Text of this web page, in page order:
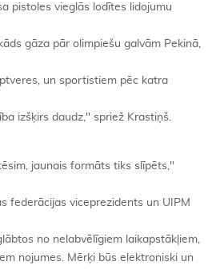
pistoles vieglās lodītes lidojumu
gāza pār olimpiešu galvām Pekinā,
un sportistiem pēc katra
izšķirs daudz," spriež Krastiņš.
jaunais formāts tiks slīpēts,"
federācijas viceprezidents un UIPM
no nelabvēlīgiem laikapstākļiem,
nojumes. Mērķi būs elektroniski un